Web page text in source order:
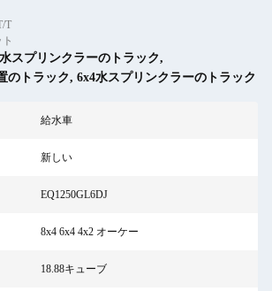
T
スプリンクラーのトラック,
のトラック, 6x4水スプリンクラーのトラック
給水車
新しい
EQ1250GL6DJ
8x4 6x4 4x2 オーケー
18.88キューブ